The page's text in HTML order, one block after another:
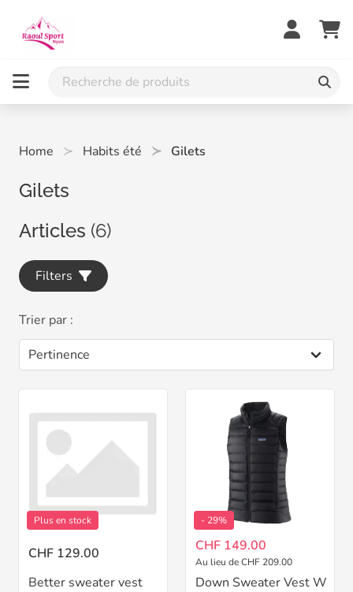
Home Habits été Gilets
Gilets
Articles (6)
Filters
Trier par :
Plus en stock
CHF 129.00
Better sweater vest
- 29%
CHF 149.00
Au lieu de CHF 209.00
Down Sweater Vest W